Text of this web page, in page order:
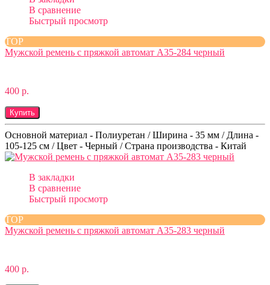
В сравнение
Быстрый просмотр
TOP
Мужской ремень с пряжкой автомат A35-284 черный
400 р.
Купить
Основной материал - Полиуретан / Ширина - 35 мм / Длина -
105-125 см / Цвет - Черный / Страна производства - Китай
В закладки
В сравнение
Быстрый просмотр
TOP
Мужской ремень с пряжкой автомат A35-283 черный
400 р.